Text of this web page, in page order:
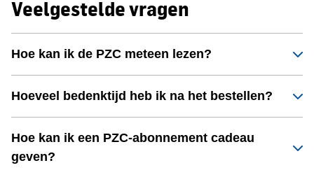
Veelgestelde vragen
Hoe kan ik de PZC meteen lezen?
Hoeveel bedenktijd heb ik na het bestellen?
Hoe kan ik een PZC-abonnement cadeau
geven?